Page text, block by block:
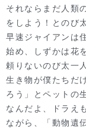
それならまだ人類
をしよう！とのび
早速ジャイアンは
始め、しずかは花
頼りないのび太一
生き物が僕たちだ
ろう」とペットの
なんだよ、ドラえ
ながら、「動物遺